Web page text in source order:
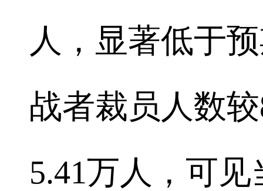
人，显著低于
战者裁员人数
5.41万人，可